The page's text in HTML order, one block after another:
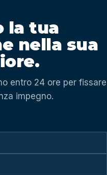
la tua
nella sua
entro 24 ore per fissare
impegno.